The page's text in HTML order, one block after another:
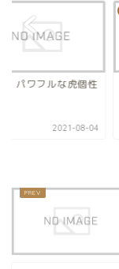
、パワフルな虎個性
2021-08-04